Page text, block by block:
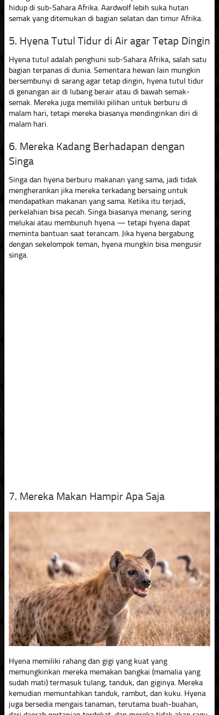
hidup di sub-Sahara Afrika. Aardwolf lebih suka hutan
semak yang ditemukan di bagian selatan dan timur Afrika.
5. Hyena Tutul Tidur di Air agar Tetap Dingin
Hyena tutul adalah penghuni sub-Sahara Afrika, salah satu
bagian terpanas di dunia. Sementara hewan lain mungkin
bersembunyi di sarang agar tetap dingin, hyena tutul tidur
di genangan air di lubang berair atau di bawah semak-
semak. Mereka juga memiliki pilihan untuk berburu di
malam hari, tetapi mereka biasanya mendinginkan diri di
malam hari.
6. Mereka Kadang Berhadapan dengan
Singa
Singa dan hyena berburu makanan yang sama, jadi tidak
mengherankan jika mereka terkadang bersaing untuk
mendapatkan makanan yang sama. Ketika itu terjadi,
perkelahian bisa pecah. Singa biasanya menang, sering
melukai atau membunuh hyena — tetapi hyena dapat
meminta bantuan saat terancam. Jika hyena bergabung
dengan sekelompok teman, hyena mungkin bisa mengusir
singa.
7. Mereka Makan Hampir Apa Saja
Hyena memiliki rahang dan gigi yang kuat yang
memungkinkan mereka memakan bangkai (mamalia yang
sudah mati) termasuk tulang, tanduk, dan giginya. Mereka
kemudian memuntahkan tanduk, rambut, dan kuku. Hyena
juga bersedia mengais tanaman, terutama buah-buahan,